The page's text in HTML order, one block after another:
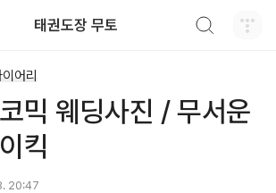
태권도장 무토
어리
믹 웨딩사진 / 무서운
킥
20:47